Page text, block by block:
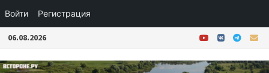
Войти Регистрация
Перейти
содержимому
06.08.2026